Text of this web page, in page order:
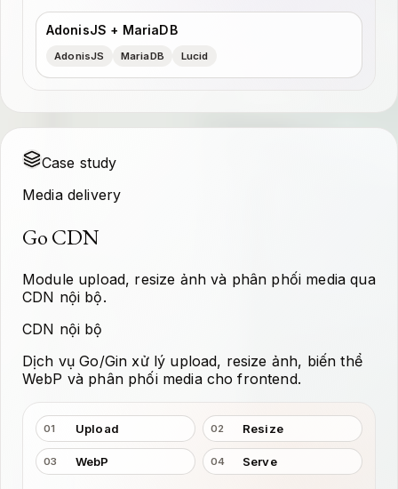
AdonisJS + MariaDB
AdonisJS MariaDB Lucid
Case study
Media delivery
Go CDN
Module upload, resize ảnh và phân phối media qua
CDN nội bộ.
CDN nội bộ
Dịch vụ Go/Gin xử lý upload, resize ảnh, biến thể
WebP và phân phối media cho frontend.
01 Upload 02 Resize
03 WebP 04 Serve